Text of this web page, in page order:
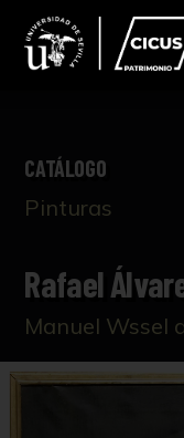
CATÁLOGO
Pinturas
Rafael
Manuel Wssel